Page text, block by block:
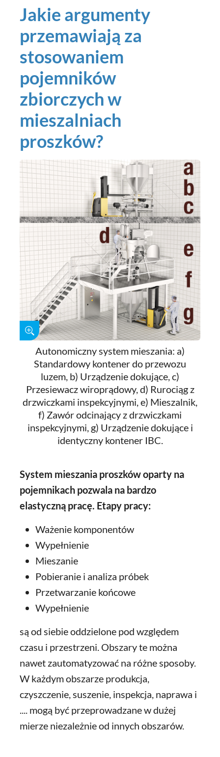
Jakie argumenty
przemawiają za
stosowaniem
pojemników
zbiorczych w
mieszalniach
proszków?
Autonomiczny system mieszania: a)
Standardowy kontener do przewozu
luzem, b) Urządzenie dokujące, c)
Przesiewacz wiroprądowy, d) Rurociąg z
drzwiczkami inspekcyjnymi, e) Mieszalnik,
f) Zawór odcinający z drzwiczkami
inspekcyjnymi, g) Urządzenie dokujące i
identyczny kontener IBC.
System mieszania proszków oparty na
pojemnikach pozwala na bardzo
elastyczną pracę. Etapy pracy:
Ważenie komponentów
Wypełnienie
Mieszanie
Pobieranie i analiza próbek
Przetwarzanie końcowe
Wypełnienie
są od siebie oddzielone pod względem
czasu i przestrzeni. Obszary te można
nawet zautomatyzować na różne sposoby.
W każdym obszarze produkcja,
czyszczenie, suszenie, inspekcja, naprawa i
.... mogą być przeprowadzane w dużej
mierze niezależnie od innych obszarów.